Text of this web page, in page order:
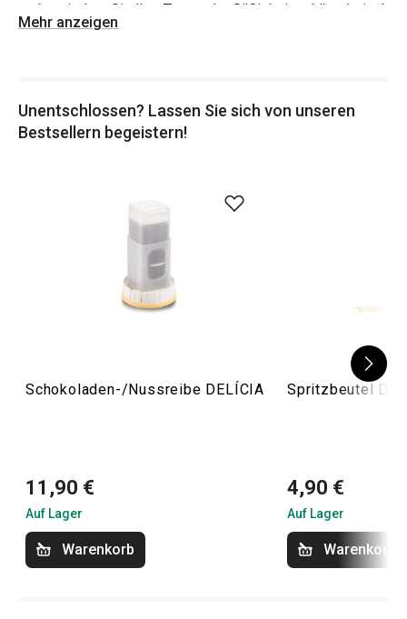
mehr, mit dem Sie Ihre Torte oder Süßigkeiten künstlerisch
verschönern können. Neben den Werkzeugen für die
Mehr anzeigen
Unentschlossen? Lassen Sie sich von unseren
Bestsellern begeistern!
Schokoladen-/Nussreibe DELÍCIA
11,90 €
Auf Lager
Warenkorb
Spritzbeutel
4,90 €
Auf Lager
Warenkorb